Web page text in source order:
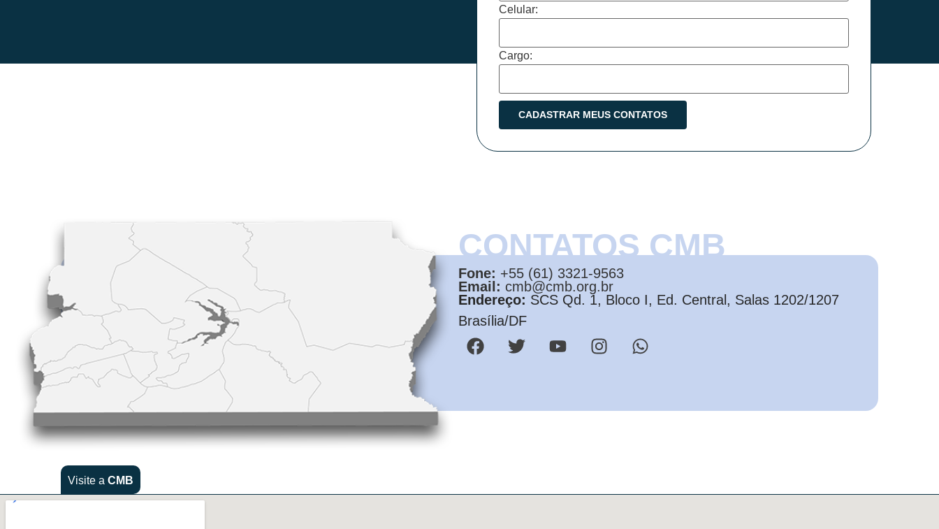
Celular:
Cargo:
CONTATOS CMB
Fone: +55 (61) 3321-9563
Email: cmb@cmb.org.br
Endereço: SCS Qd. 1, Bloco I, Ed. Central, Salas 1202/1207
Brasília/DF
Visite a CMB